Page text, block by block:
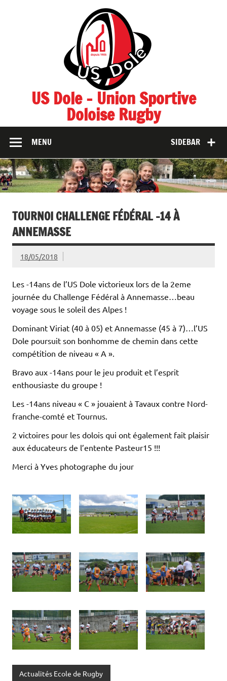
US Dole – Union Sportive
Doloise Rugby
SIDEBAR
MENU
TOURNOI CHALLENGE FÉDÉRAL -14 À
ANNEMASSE
18/05/2018
Les -14ans de l’US Dole victorieux lors de la 2eme
journée du Challenge Fédéral à Annemasse…beau
voyage sous le soleil des Alpes !
Dominant Viriat (40 à 05) et Annemasse (45 à 7)…l’US
Dole poursuit son bonhomme de chemin dans cette
compétition de niveau « A ».
Bravo aux -14ans pour le jeu produit et l’esprit
enthousiaste du groupe !
Les -14ans niveau « C » jouaient à Tavaux contre Nord-
franche-comté et Tournus.
2 victoires pour les dolois qui ont également fait plaisir
aux éducateurs de l’entente Pasteur15 !!!
Merci à Yves photographe du jour
Actualités Ecole de Rugby